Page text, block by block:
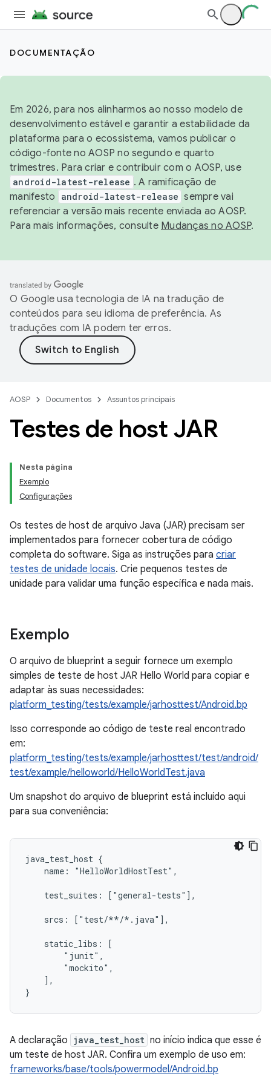
DOCUMENTAÇÃO
Em 2026, para nos alinharmos ao nosso modelo de
desenvolvimento estável e garantir a estabilidade da
plataforma para o ecossistema, vamos publicar o
código-fonte no AOSP no segundo e quarto
trimestres. Para criar e contribuir com o AOSP, use
android-latest-release . A ramificação de
manifesto
android-latest-release sempre vai
referenciar a versão mais recente enviada ao AOSP.
Para mais informações, consulte Mudanças no AOSP.
O Google usa tecnologia de IA na tradução de
conteúdos para seu idioma de preferência. As
traduções com IA podem ter erros.
AOSP Documentos Assuntos principais
Testes de host JAR
Nesta página
Exemplo
Configurações
Os testes de host de arquivo Java (JAR) precisam ser
implementados para fornecer cobertura de código
completa do software. Siga as instruções para criar
testes de unidade locais. Crie pequenos testes de
unidade para validar uma função específica e nada mais.
Exemplo
O arquivo de blueprint a seguir fornece um exemplo
simples de teste de host JAR Hello World para copiar e
adaptar às suas necessidades:
platform_testing/tests/example/jarhosttest/Android.bp
Isso corresponde ao código de teste real encontrado
em:
platform_testing/tests/example/jarhosttest/test/android/
test/example/helloworld/HelloWorldTest.java
Um snapshot do arquivo de blueprint está incluído aqui
para sua conveniência:
java_test_host {
    name: "HelloWorldHostTest",
    test_suites: ["general-tests"],
    srcs: ["test/**/*.java"],
    static_libs: [
        "junit",
        "mockito",
    ],
A declaração java_test_host no início indica que esse é
um teste de host JAR. Confira um exemplo de uso em:
frameworks/base/tools/powermodel/Android.bp